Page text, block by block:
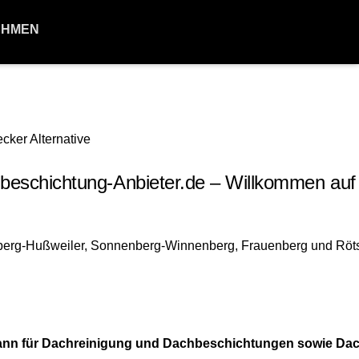
Anbieter.de – Willkommen
für Dachreinigung und Dachbeschichtungen sowie